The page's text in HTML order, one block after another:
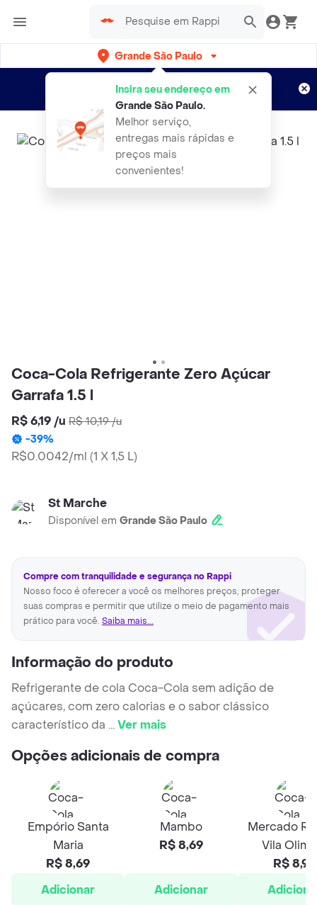
Grande São Paulo
Insira seu endereço em
Grande São Paulo.
Melhor serviço,
entregas mais rápidas e
preços mais
convenientes!
Entregas grátis por 15 dias!
Aplicam T&C
Coca-Cola Refrigerante Zero Açúcar
Garrafa 1.5 l
R$ 6,19 /u R$ 10,19/u
-39%
R$0.0042/ml (1 X 1,5 L)
St Marche
Disponível em Grande São Paulo
Compre com tranquilidade e segurança no Rappi
Nosso foco é oferecer a você os melhores preços, proteger
suas compras e permitir que utilize o meio de pagamento mais
prático para você. Saiba mais...
Informação do produto
Refrigerante de cola Coca-Cola sem adição de
açúcares, com zero calorias e o sabor clássico
característico da ...Ver mais
Opções adicionais de compra
Empório Santa
Maria
R$ 8,69
Adicionar
Mambo
R$ 8,69
Adicionar
Mercado
Vila
R$ 8,99